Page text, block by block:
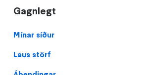
Gagnlegt
Footer
Mínar síður
Laus störf